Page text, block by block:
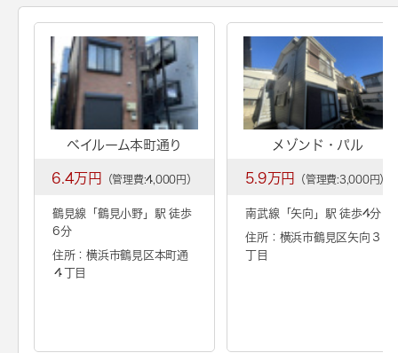
ベイルーム本町通り
6.4万円 （管理費:4,000円）
鶴見線「 鶴見小野」駅 徒歩
6分
住所：横浜市鶴見区本町通
４丁目
メゾンド・パル
5.9万円 （管理費:3,000円）
南武線「矢向 」駅 徒歩4分
住所：横浜市鶴見区矢向３
丁目